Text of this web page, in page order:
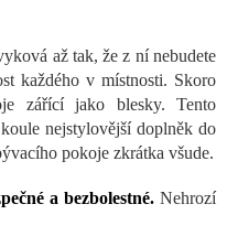
až tak, že z ní nebudete
každého v místnosti. Skoro
zářící jako blesky. Tento
nejstylovější doplněk do
pokoje zkrátka všude.
a bezbolestné. Nehrozí